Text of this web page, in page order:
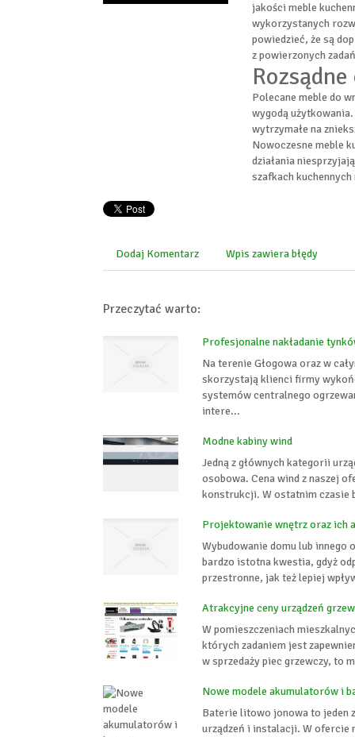
jakości meble
wykorzystanych
powiedzieć, że są
z powierzonych
Polecane meble do
wygodą
wytrzymałe na
Nowoczesne meble
działania
szafkach
Dodaj Komentarz Wpis zawiera błędy
Przeczytać warto:
Profesjonalne nakładanie
Na terenie Głogowa oraz w
skorzystają klienci firmy
systemów centralnego
intere...
Modne kabiny wind
Jedną z głównych kategorii
osobowa. Cena wind z naszej
konstrukcji. W ostatnim czasie
Projektowanie wnętrz oraz ich
Wybudowanie domu lub innego
bardzo istotna kwestia, gdyż
przestronne, jak też lepiej
Atrakcyjne ceny urządzeń
W pomieszczeniach
których zadaniem jest
w sprzedaży piec grzewczy, to
Nowe modele akumulatorów i
Baterie litowo jonowa to jeden
urządzeń i instalacji. W ofercie